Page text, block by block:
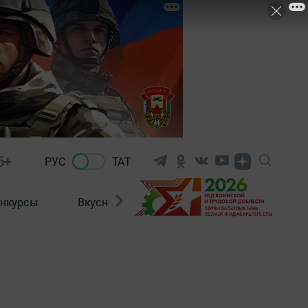
РУС ТАТ
Вкусности Фотогалерея